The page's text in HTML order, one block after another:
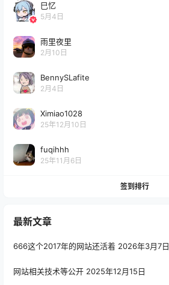
巳忆
5月4日
雨里夜里
2月10日
BennySLafite
2月4日
Ximiao1028
25年12月10日
fuqihhh
25年11月6日
签到排行
最新文章
666这个2017年的网站还活着 2026年3月7日
网站相关技术等公开 2025年12月15日